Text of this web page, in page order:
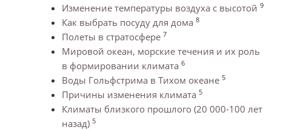
Изменение температуры воздуха с высотой 9
Как выбрать посуду для дома 8
Полеты в стратосфере 7
Мировой океан, морские течения и их роль
в формировании климата 6
Воды Гольфстрима в Тихом океане 5
Причины изменения климата 5
Климаты близкого прошлого (20 000-100 лет
назад) 5